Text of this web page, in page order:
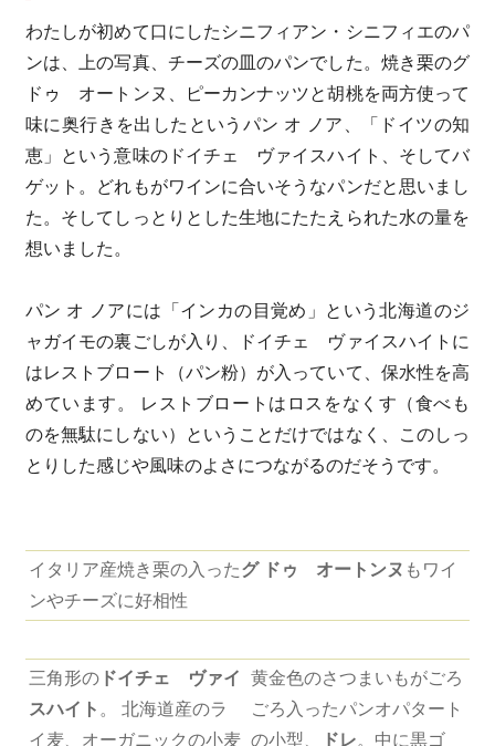
わたしが初めて口にしたシニフィアン・シニフィエのパ
ンは、上の写真、チーズの皿のパンでした。焼き栗のグ
ドゥ オートンヌ、ピーカンナッツと胡桃を両方使って
味に奥行きを出したというパン オ ノア、「ドイツの知
恵」という意味のドイチェ ヴァイスハイト、そしてバ
ゲット。どれもがワインに合いそうなパンだと思いまし
た。そしてしっとりとした生地にたたえられた水の量を
想いました。
パン オ ノアには「インカの目覚め」という北海道のジ
ャガイモの裏ごしが入り、ドイチェ ヴァイスハイトに
はレストブロート（パン粉）が入っていて、保水性を高
めています。 レストブロートはロスをなくす（食べも
のを無駄にしない）ということだけではなく、このしっ
とりした感じや風味のよさにつながるのだそうです。
イタリア産焼き栗の入ったグ ドゥ オートンヌ もワイ
ンやチーズに好相性
三角形の ドイチェ ヴァイ
スハイト 。 北海道産のラ
イ麦、オーガニックの小麦
黄金色のさつまいもがごろ
ごろ入ったパンオパタート
の小型、
ドレ。中に黒ゴ